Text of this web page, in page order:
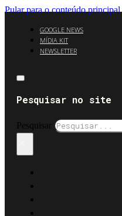
Pular para o conteúdo principal
GOOGLE NEWS
MÍDIA KIT
NEWSLETTER
Pesquisar no site
Pesquisar